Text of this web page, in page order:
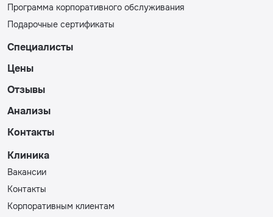
Программа корпоративного обслуживания
Подарочные сертификаты
Специалисты
Цены
Отзывы
Анализы
Контакты
Клиника
Вакансии
Контакты
Корпоративным клиентам